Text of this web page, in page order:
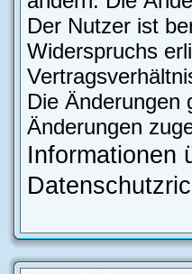
Der Nutzer ist
Widerspruchs
Die Änderungen
Änderungen
Informationen